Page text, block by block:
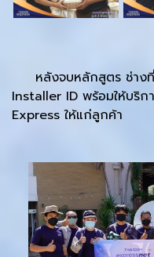
หลังจบหลักสูตร ช่างที่เ
Installer ID พร้อมให้บริ
Express ให้แก่ลูกค้า